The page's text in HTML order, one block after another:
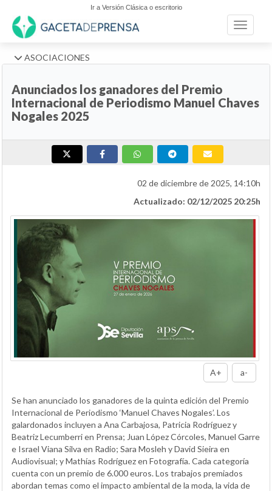
Ir a Versión Clásica o escritorio
Toggle
ASOCIACIONES
Anunciados los ganadores del Premio
Internacional de Periodismo Manuel Chaves
Nogales 2025
02 de diciembre de 2025, 14:10h
Actualizado: 02/12/2025 20:25h
A+ a-
Se han anunciado los ganadores de la quinta edición del Premio
Internacional de Periodismo ‘Manuel Chaves Nogales’. Los
galardonados incluyen a Ana Carbajosa, Patricia Rodríguez y
Beatriz Lecumberri en Prensa; Juan López Córcoles, Manuel Garre
e Israel Viana Silva en Radio; Sara Mosleh y David Sieira en
Audiovisual; y Mathías Rodríguez en Fotografía. Cada categoría
cuenta con un premio de 6.000 euros. Los trabajos premiados
abordan temas como el impacto ambiental de la moda, la vida de